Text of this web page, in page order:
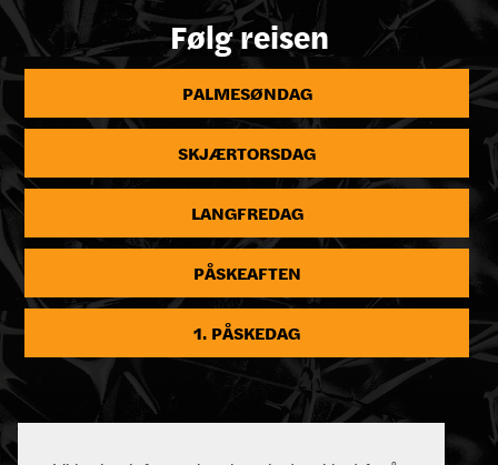
Følg reisen
PALMESØNDAG
SKJÆRTORSDAG
LANGFREDAG
PÅSKEAFTEN
1. PÅSKEDAG